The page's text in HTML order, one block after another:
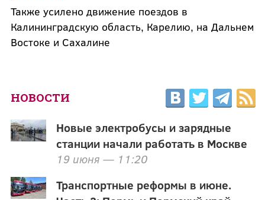
Также усилено движение поездов в
Калининградскую область, Карелию, на Дальнем
Востоке и Сахалине
НОВОСТИ
Новые электробусы и зарядные
станции начали работать в Москве
19 июня — 11:20
Транспортные реформы в июне.